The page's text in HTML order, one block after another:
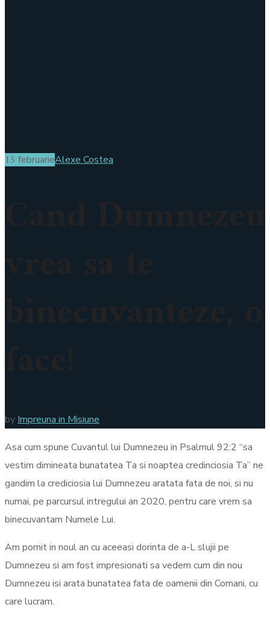
15 februarieAlexe Costea
by Impreuna in Misiune
Asa cum spune Cuvantul lui Dumnezeu in Psalmul 92:2 “sa
vestim dimineata bunatatea Ta si noaptea credinciosia Ta” ne
gandim la crediciosia lui Dumnezeu aratata fata de noi, si nu
numai, pe parcursul intregului an 2020, pentru care vrem sa
binecuvantam Numele Lui.
Am pornit in noul an cu aceeasi dorinta de a-L slujii pe
Dumnezeu si am fost impresionati sa vedem cum din nou
Dumnezeu isi arata bunatatea fata de oamenii din Comani, cu
care lucram.